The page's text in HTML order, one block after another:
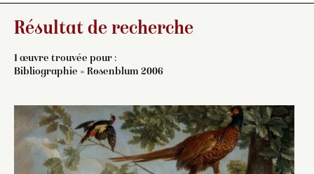
Résultat de recherche
1 œuvre trouvée pour :
Bibliographie = Rosenblum 2006